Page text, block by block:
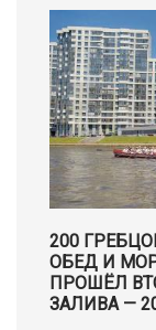
200
ОБЕД И
ПРОШЁЛ
ЗАЛИВА —